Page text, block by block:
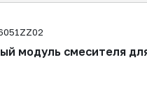
модуль смесителя